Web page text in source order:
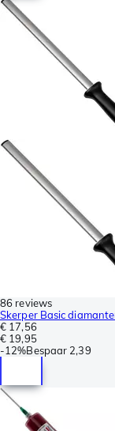
86 reviews
Skerper Basic
€ 17,56
€ 19,95
-12%Bespaar 2,39